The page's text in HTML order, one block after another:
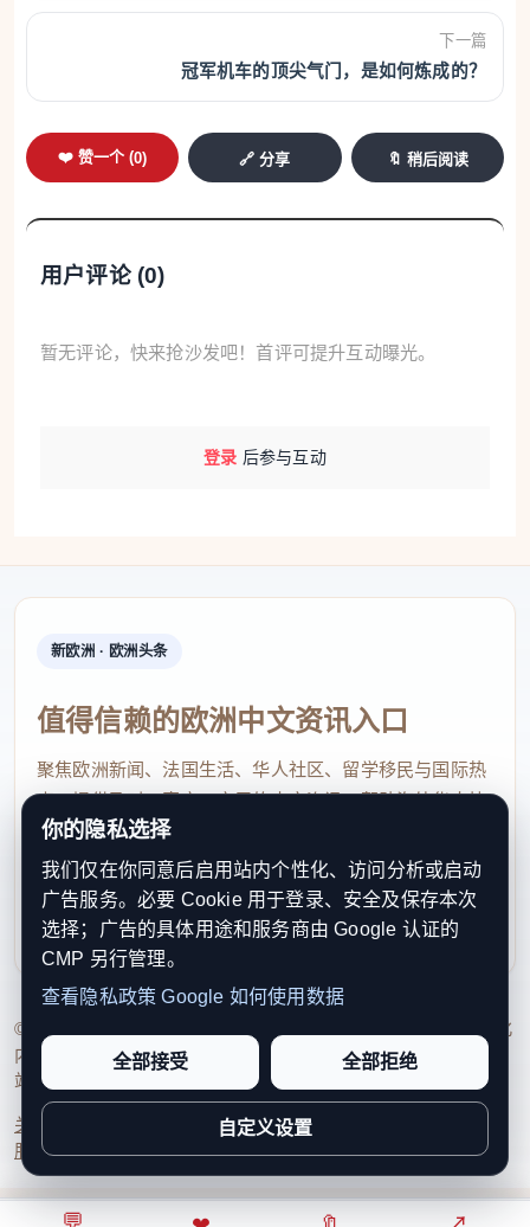
💬
下一篇
冠军机车的顶尖气门，是如何炼成的？
❤️ 赞一个 (0) 🔗 分享 🔖 稍后阅读
用户评论 (0)
暂无评论，快来抢沙发吧！首评可提升互动曝光。
登录 后参与互动
新欧洲 · 欧洲头条
值得信赖的欧洲中文资讯入口
聚焦欧洲新闻、法国生活、华人社区、留学移民与国际热
点，提供及时、真实、实用的中文资讯，帮助海外华人快
速了解欧洲动态。
contact@xinouzhou.com
服务支持、版权与合作：工作日优先处理站务、投稿与权
利通知
© 2026 新欧洲·欧洲头条. All Rights Reserved. 本网站持续优化
内容透明度、联系方式与用户权利说明，以提升品牌信任感和
站点完整度。
关于我们 编辑规范日期归档隐私政策
服务条款联系我们
你的隐私选择
我们仅在你同意后启用站内个性化、访问分析或启动
广告服务。必要 Cookie 用于登录、安全及保存本次
选择；广告的具体用途和服务商由 Google 认证的
CMP 另行管理。
查看隐私政策 Google 如何使用数据
全部接受 全部拒绝
自定义设置